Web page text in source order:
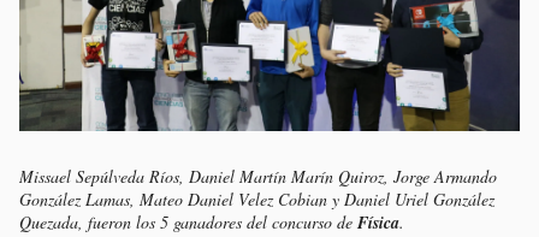
Missael Sepúlveda Ríos, Daniel Martín Marín Quiroz, Jorge Armando
González Lamas, Mateo Daniel Velez Cobian y Daniel Uriel González
Quezada, fueron los 5 ganadores del concurso de Física.